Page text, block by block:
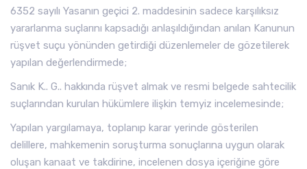
6352 sayılı Yasanın geçici 2. maddesinin sadece karşılıksız
yararlanma suçlarını kapsadığı anlaşıldığından anılan Kanunun
rüşvet suçu yönünden getirdiği düzenlemeler de gözetilerek
yapılan değerlendirmede;
Sanık K.. G.. hakkında rüşvet almak ve resmi belgede sahtecilik
suçlarından kurulan hükümlere ilişkin temyiz incelemesinde;
Yapılan yargılamaya, toplanıp karar yerinde gösterilen
delillere, mahkemenin soruşturma sonuçlarına uygun olarak
oluşan kanaat ve takdirine, incelenen dosya içeriğine göre